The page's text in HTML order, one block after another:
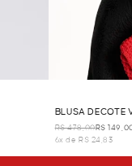
BLUSA DECOTE
R$ 478,00R$
6x de R$ 24,83